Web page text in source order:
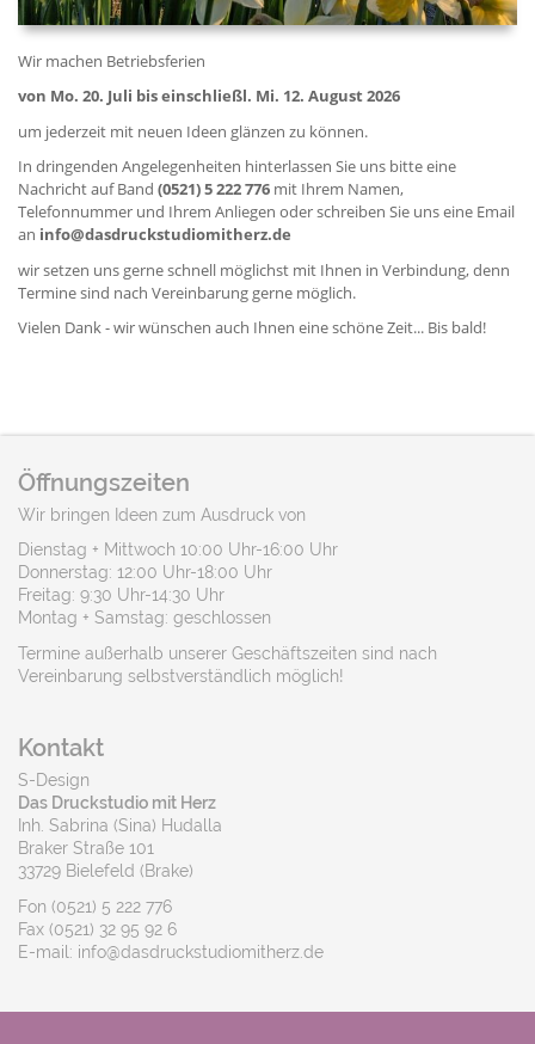
Wir machen Betriebsferien
von Mo. 20. Juli bis einschließl. Mi. 12. August 2026
um jederzeit mit neuen Ideen glänzen zu können.
In dringenden Angelegenheiten hinterlassen Sie uns bitte eine
Nachricht auf Band (0521) 5 222 776 mit Ihrem Namen,
Telefonnummer und Ihrem Anliegen oder schreiben Sie uns eine Email
an info@dasdruckstudiomitherz.de
wir setzen uns gerne schnell möglichst mit Ihnen in Verbindung, denn
Termine sind nach Vereinbarung gerne möglich.
Vielen Dank - wir wünschen auch Ihnen eine schöne Zeit... Bis bald!
Öffnungszeiten
Wir bringen Ideen zum Ausdruck von
Dienstag + Mittwoch 10:00 Uhr-16:00 Uhr
Donnerstag: 12:00 Uhr-18:00 Uhr
Freitag: 9:30 Uhr-14:30 Uhr
Montag + Samstag: geschlossen
Termine außerhalb unserer Geschäftszeiten sind nach
Vereinbarung selbstverständlich möglich!
Kontakt
S-Design
Das Druckstudio mit Herz
Inh. Sabrina (Sina) Hudalla
Braker Straße 101
33729 Bielefeld (Brake)
Fon (0521) 5 222 776
Fax (0521) 32 95 92 6
E-mail: info@dasdruckstudiomitherz.de